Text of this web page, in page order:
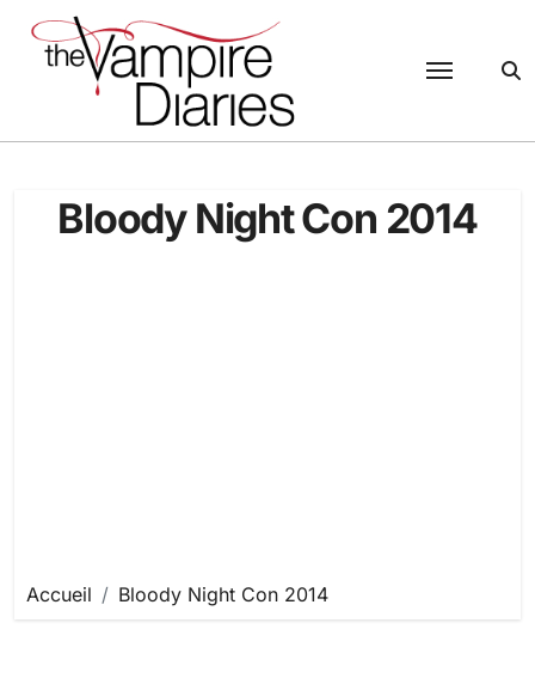
contenu
Bloody Night Con 2014
Accueil Bloody Night Con 2014